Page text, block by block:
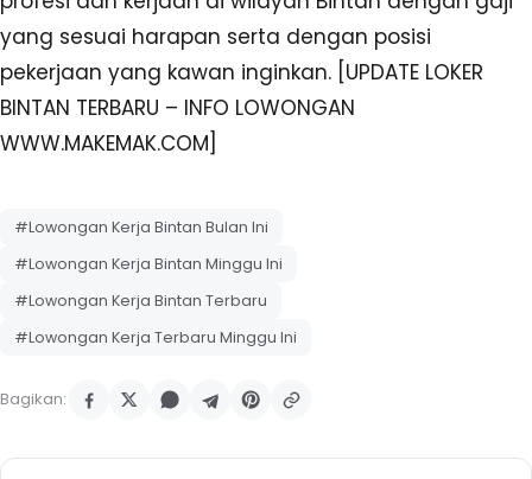
yang sesuai harapan serta dengan posisi
pekerjaan yang kawan inginkan. [UPDATE LOKER
BINTAN TERBARU – INFO LOWONGAN
WWW.MAKEMAK.COM]
#Lowongan Kerja Bintan Bulan Ini
#Lowongan Kerja Bintan Minggu Ini
#Lowongan Kerja Bintan Terbaru
#Lowongan Kerja Terbaru Minggu Ini
Bagikan: